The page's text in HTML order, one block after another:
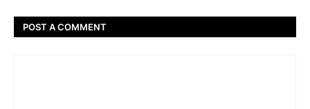
POST A COMMENT